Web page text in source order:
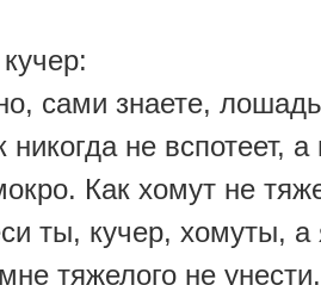
сами знаете,
никогда не вспотеет,
Как хомут не
ты, кучер, хомуты, а
тяжелого не унести.